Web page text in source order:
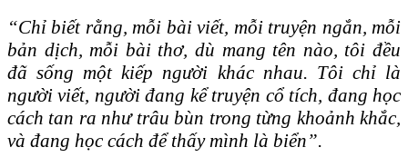
“Chỉ biết rằng, mỗi bài viết, mỗi truyện ngắn, mỗi
bản dịch, mỗi bài thơ, dù mang tên nào, tôi đều
đã sống một kiếp người khác nhau. Tôi chỉ là
người viết, người đang kể truyện cổ tích, đang học
cách tan ra như trâu bùn trong từng khoảnh khắc,
và đang học cách để thấy mình là biển”.